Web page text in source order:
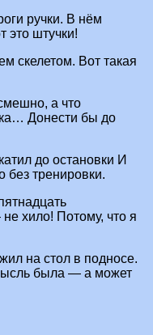
ручки. В нём
это штучки!
скелетом. Вот такая
а что
Донести бы до
до остановки И
без тренировки.
хило! Потому, что я
на стол в подносе.
была — а может